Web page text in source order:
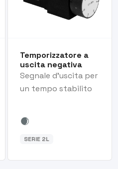
Temporizzatore a
uscita negativa
Segnale d'uscita per
un tempo stabilito
SERIE 2L